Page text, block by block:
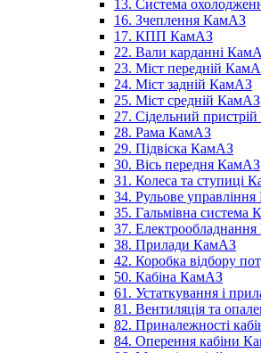
13. Система
16. Зчеплення КамАЗ
17. КПП КамАЗ
22. Вали карданні
23. Міст передній
24. Міст задній КамАЗ
25. Міст средній КамАЗ
27. Сідельний
28. Рама КамАЗ
29. Підвіска КамАЗ
30. Вісь передня КамАЗ
31. Колеса та ступиці
34. Рульове
35. Гальмівна система
37.
38. Прилади КамАЗ
42. Коробка відбору
50. Кабіна КамАЗ
61. Устаткування і
81. Вентиляція та
82. Приналежності
84. Оперення кабіни